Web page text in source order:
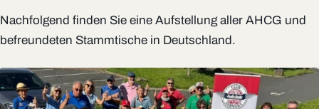
Nachfolgend finden Sie eine Aufstellung aller AHCG und
befreundeten Stammtische in Deutschland.